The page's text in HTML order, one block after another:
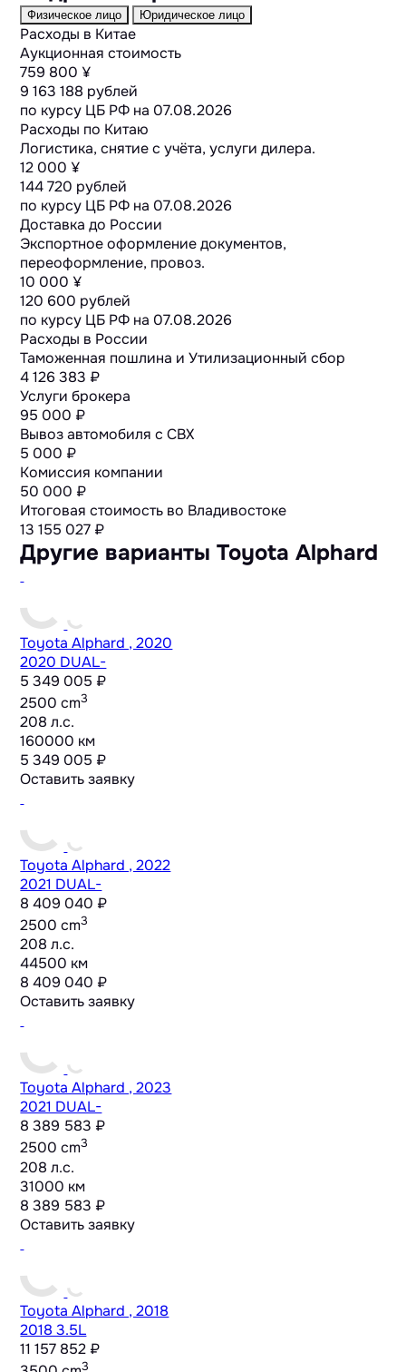
Физическое лицо Юридическое лицо
Расходы в Китае
Аукционная стоимость
759 800 ¥
9 163 188 рублей
по курсу ЦБ РФ на 07.08.2026
Расходы по Китаю
Логистика, снятие с учёта, услуги дилера.
12 000 ¥
144 720 рублей
по курсу ЦБ РФ на 07.08.2026
Доставка до России
Экспортное оформление документов,
переоформление, провоз.
10 000 ¥
120 600 рублей
по курсу ЦБ РФ на 07.08.2026
Расходы в России
Таможенная пошлина и Утилизационный сбор
4 126 383 ₽
Услуги брокера
95 000 ₽
Вывоз автомобиля с СВХ
5 000 ₽
Комиссия компании
50 000 ₽
Итоговая стоимость во Владивостоке
13 155 027 ₽
Другие варианты Toyota Alphard
Toyota Alphard , 2020
2020 DUAL-
5 349 005 ₽
2500 cm3
208 л.с.
160000 км
5 349 005 ₽
Оставить заявку
Toyota Alphard , 2022
2021 DUAL-
8 409 040 ₽
2500 cm3
208 л.с.
44500 км
8 409 040 ₽
Оставить заявку
Toyota Alphard , 2023
2021 DUAL-
8 389 583 ₽
2500 cm3
208 л.с.
31000 км
8 389 583 ₽
Оставить заявку
Toyota Alphard , 2018
2018 3.5L
11 157 852 ₽
3